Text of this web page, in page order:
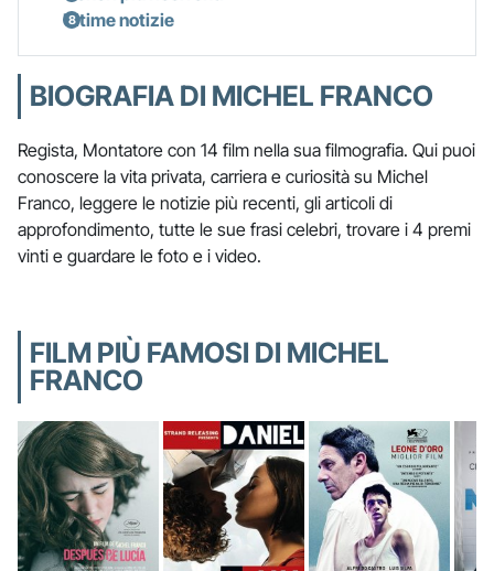
Ultime notizie
BIOGRAFIA DI MICHEL FRANCO
Regista, Montatore con 14 film nella sua filmografia. Qui puoi
conoscere la vita privata, carriera e curiosità su Michel
Franco, leggere le notizie più recenti, gli articoli di
approfondimento, tutte le sue frasi celebri, trovare i 4 premi
vinti e guardare le foto e i video.
FILM PIÙ FAMOSI DI MICHEL
FRANCO